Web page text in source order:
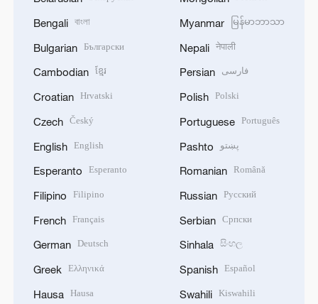
Bengali বাংলা
Bulgarian Български
Cambodian ខ្មែរ
Croatian Hrvatski
Czech Český
English English
Esperanto Esperanto
Filipino Filipino
French Français
German Deutsch
Greek Ελληνικά
Hausa Hausa
Myanmar မြန်မာဘာသာ
Nepali नेपाली
Persian فارسی
Polish Polski
Portuguese Português
Pashto پښتو
Romanian Română
Russian Русский
Serbian Српски
Sinhala සිංහල
Spanish Español
Swahili Kiswahili